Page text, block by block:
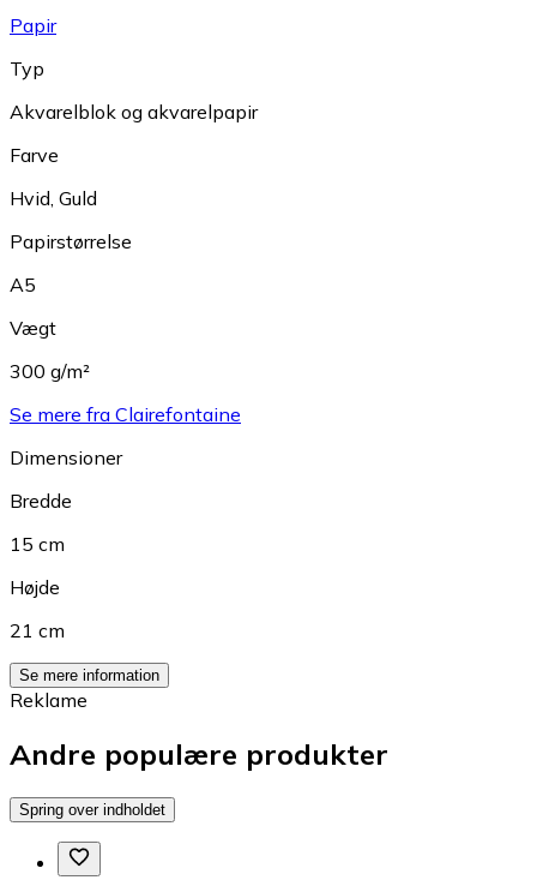
Papir
Typ
Akvarelblok og akvarelpapir
Farve
Hvid Guld
Papirstørrelse
A5
Vægt
300 g/m²
Se mere fra Clairefontaine
Dimensioner
Bredde
15 cm
Højde
21 cm
Se mere information
Reklame
Andre populære produkter
Spring over indholdet